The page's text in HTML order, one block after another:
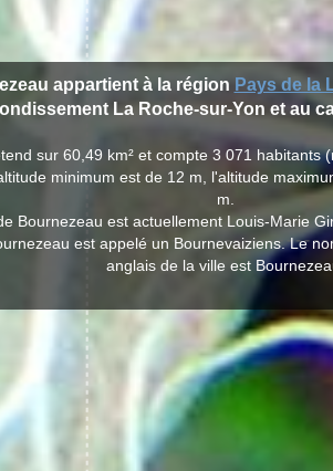
appartient à la région Pays de la
La Roche-sur-Yon et au
sur 60,49 km² et compte 3 071
minimum est de 12 m, l'altitude
m.
Bournezeau est actuellement Louis-Marie
est appelé un Bournevaiziens. Le
anglais de la ville est